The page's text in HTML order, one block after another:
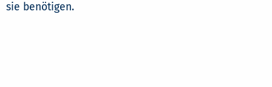
sie benötigen.